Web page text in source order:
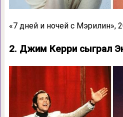
«7 дней и ночей с Мэрилин»,
2. Джим Керри сыграл